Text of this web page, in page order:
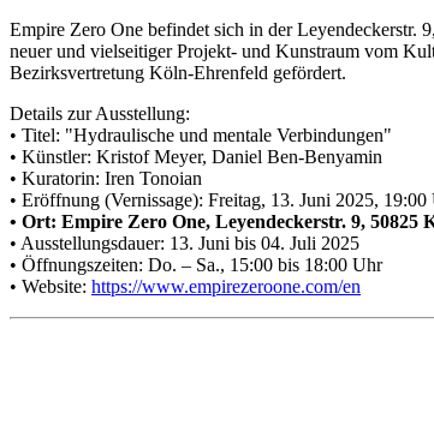
Empire Zero One befindet sich in der Leyendeckerstr.
neuer und vielseitiger Projekt- und Kunstraum vom
Bezirksvertretung Köln-Ehrenfeld gefördert.
Details zur Ausstellung:
• Titel: "Hydraulische und mentale Verbindungen"
• Künstler: Kristof Meyer, Daniel Ben-Benyamin
• Kuratorin: Iren Tonoian
• Eröffnung (Vernissage): Freitag, 13. Juni 2025, 19:00
• Ort: Empire Zero One, Leyendeckerstr. 9, 50825
• Ausstellungsdauer: 13. Juni bis 04. Juli 2025
• Öffnungszeiten: Do. – Sa., 15:00 bis 18:00 Uhr
• Website: https://www.empirezeroone.com/en